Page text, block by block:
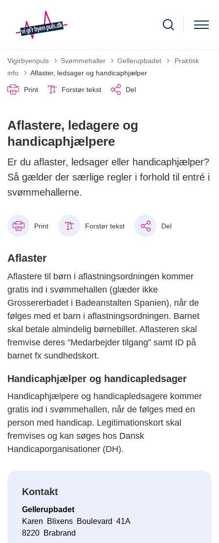
Vigirbyenpuls Svømmehaller Gellerupbadet Tilbage til
Praktisk
info
Aflaster, ledsager og handicaphjælper
Print Forstør tekst Del
Aflastere, ledagere og
handicaphjælpere
Er du aflaster, ledsager eller handicaphjælper?
Så gælder der særlige regler i forhold til entré i
svømmehallerne.
Print Forstør tekst Del
Aflaster
Aflastere til børn i aflastningsordningen kommer
gratis ind i svømmehallen (glæder ikke
Grossererbadet i Badeanstalten Spanien), når de
følges med et barn i aflastningsordningen. Barnet
skal betale almindelig børnebillet. Aflasteren skal
fremvise deres ”Medarbejder tilgang” samt ID på
barnet fx sundhedskort.
Handicaphjælper og handicapledsager
Handicaphjælpere og handicapledsagere kommer
gratis ind i svømmehallen, når de følges med en
person med handicap. Legitimationskort skal
fremvises og kan søges hos Dansk
Handicaporganisationer (DH).
Kontakt
Gellerupbadet
Karen Blixens Boulevard 41A
8220 Brabrand